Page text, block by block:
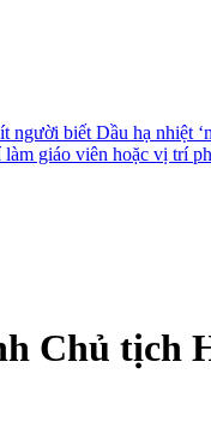
người biếtDầu hạ nhiệt
giáo viên hoặc vị trí
Chủ tịch